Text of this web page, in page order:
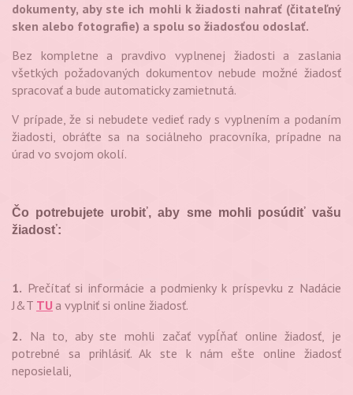
dokumenty, aby ste ich mohli k žiadosti nahrať (čitateľný
sken alebo fotografie) a spolu so žiadosťou odoslať.
Bez kompletne a pravdivo vyplnenej žiadosti a zaslania
všetkých požadovaných dokumentov nebude možné žiadosť
spracovať a bude automaticky zamietnutá.
V prípade, že si nebudete vedieť rady s vyplnením a podaním
žiadosti, obráťte sa na sociálneho pracovníka, prípadne na
úrad vo svojom okolí.
Čo potrebujete urobiť, aby sme mohli posúdiť vašu
žiadosť:
1. Prečítať si informácie a podmienky k príspevku z Nadácie
J&T TU a vyplniť si online žiadosť.
2. Na to, aby ste mohli začať vypĺňať online žiadosť, je
potrebné sa prihlásiť. Ak ste k nám ešte online žiadosť
neposielali,